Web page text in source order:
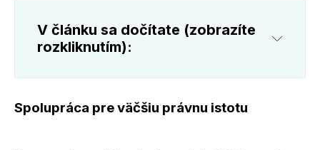
V článku sa dočítate (zobrazíte
rozkliknutím):
Ako spolu súvisia DMA a GDPR
Spolupráca pre väčšiu právnu istotu